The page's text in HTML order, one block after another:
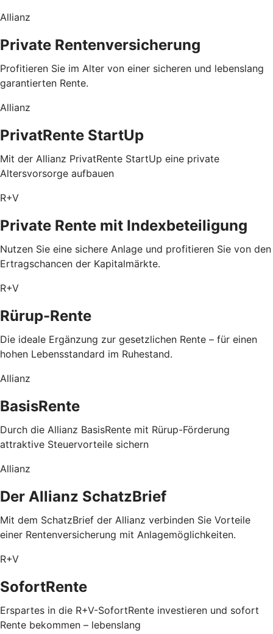
Allianz
Private Rentenversicherung
Profitieren Sie im Alter von einer sicheren und lebenslang
garantierten Rente.
Allianz
PrivatRente StartUp
Mit der Allianz PrivatRente StartUp eine private
Altersvorsorge aufbauen
R+V
Private Rente mit Index­beteiligung
Nutzen Sie eine sichere Anlage und profitieren Sie von den
Ertragschancen der Kapitalmärkte.
R+V
Rürup-Rente
Die ideale Ergänzung zur gesetzlichen Rente – für einen
hohen Lebensstandard im Ruhestand.
Allianz
BasisRente
Durch die Allianz BasisRente mit Rürup-Förderung
attraktive Steuervorteile sichern
Allianz
Der Allianz SchatzBrief
Mit dem SchatzBrief der Allianz verbinden Sie Vorteile
einer Rentenversicherung mit Anlagemöglichkeiten.
R+V
SofortRente
Erspartes in die R+V-SofortRente investieren und sofort
Rente bekommen – lebenslang